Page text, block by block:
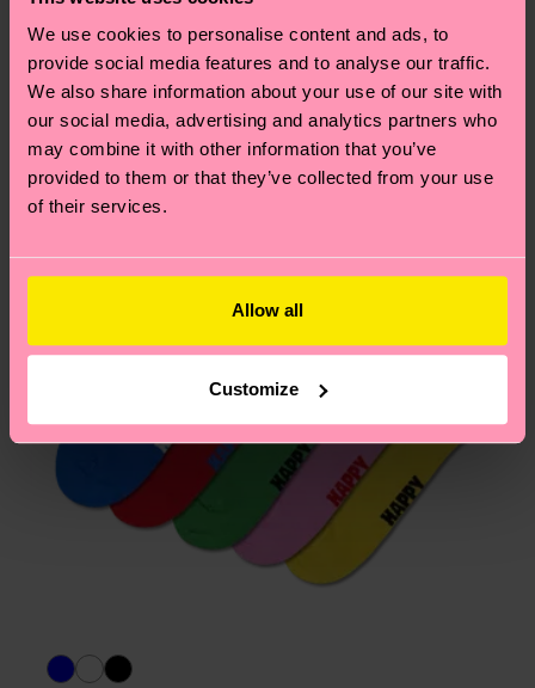
We use cookies to personalise content and ads, to
provide social media features and to analyse our traffic.
We also share information about your use of our site with
our social media, advertising and analytics partners who
may combine it with other information that you’ve
provided to them or that they’ve collected from your use
of their services.
Allow all
Customize
und die genaue Lieferzeit von der lokalen Post in
deinem Land abhängt.
Du hast Fragen zu einer Retoure? In unserem
Hilfebereich im Artikel
Retouren
findest du die
am häufigsten gestellten Fragen.
Ähnliche muster